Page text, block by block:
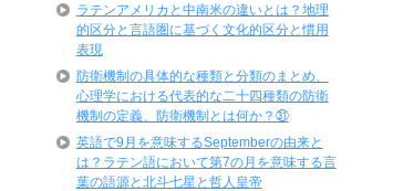
ラテンアメリカと中南米の違いとは？地理
的区分と言語圏に基づく文化的区分と慣用
表現
防衛機制の具体的な種類と分類のまとめ、
心理学における代表的な二十四種類の防衛
機制の定義、防衛機制とは何か？㉛
英語で9月を意味するSeptemberの由来と
は？ラテン語において第7の月を意味する言
葉の語源と北斗七星と哲人皇帝